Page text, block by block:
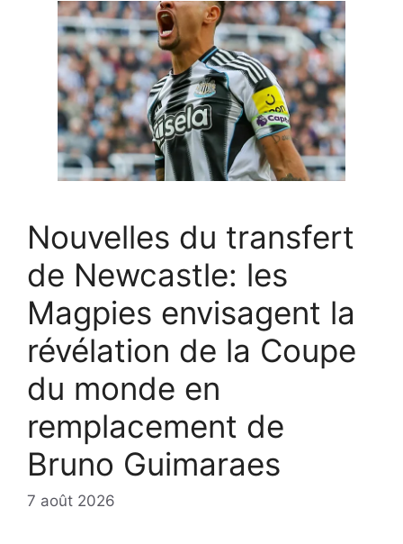
Nouvelles du transfert
de Newcastle: les
Magpies envisagent la
révélation de la Coupe
du monde en
remplacement de
Bruno Guimaraes
7 août 2026